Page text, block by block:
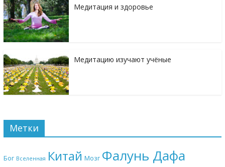
Медитация и здоровье
Медитацию изучают учёные
Метки
Бог Вселенная Китай Мозг Фалунь Дафа